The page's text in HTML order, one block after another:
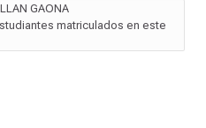
GAONA
matriculados en este